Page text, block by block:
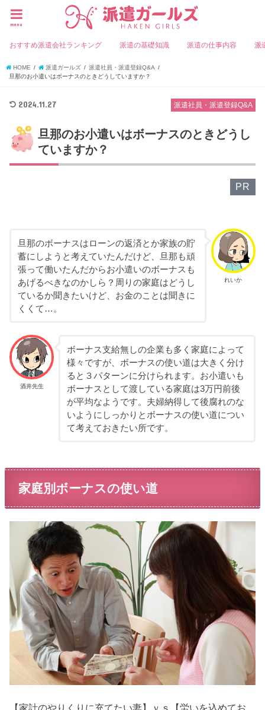
menu
おすすめ派遣会社ランキング 派遣の基礎知識 派遣の仕事内容 派
HOME 派遣ガールズ
派遣社員・派遣登録Q&A
旦那のお小遣いはボーナスのときどうしていますか？
派遣社員・派遣登録Q&A
2024.11.27
旦那のお小遣いはボーナスのときどうし
ていますか？
PR
れいか
旦那のボーナスはローンの返済とか家族の貯
蓄にしようと考えていたんだけど、旦那も頑
張って働いたんだからお小遣いのボーナスも
あげるべきなのかしら？周りの家庭はどうし
ているか聞きたいけど、お金のことは聞きに
くくて…。
酒井先生
ボーナス支給無しの企業も多く家庭によって
様々ですが、ボーナスの使い道は大きく分け
ると３パターンに分けられます。お小遣いも
ボーナスとして渡している家庭は3万円前後
が平均なようです。夫婦納得して後腐れのな
いようにしっかりとボーナスの使い道につい
て考えておきたい所です。
家庭別ボーナスの使い道
【家計のやりくりに充てたい妻】ｖｓ【労いを込めてお